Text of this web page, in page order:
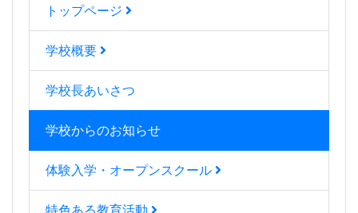
トップページ
学校概要
学校長あいさつ
学校からのお知らせ
体験入学・オープンスクール